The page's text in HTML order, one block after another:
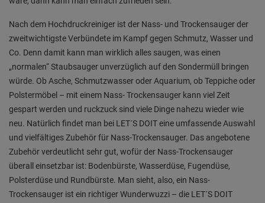
Nach dem Hochdruckreiniger ist der Nass- und Trockensauger der
zweitwichtigste Verbündete im Kampf gegen Schmutz, Wasser und
Co. Denn damit kann man wirklich alles saugen, was einen
„normalen“ Staubsauger unverzüglich auf den Sondermüll bringen
würde. Ob Asche, Schmutzwasser oder Aquarium, ob Teppiche oder
Polstermöbel – mit einem Nass- Trockensauger kann viel Zeit
gespart werden und ruckzuck sind viele Dinge nahezu wieder wie
neu. Natürlich findet man bei LET´S DOIT eine umfassende Auswahl
und vielfältiges Zubehör für Nass-Trockensauger. Das angebotene
Zubehör verdeutlicht sehr gut, wofür der Nass-Trockensauger
überall einsetzbar ist: Bodenbürste, Wasserdüse, Fugendüse,
Polsterdüse und Rundbürste. Man sieht, also, ein Nass-
Trockensauger ist ein richtiger Wunderwuzzi – die LET´S DOIT